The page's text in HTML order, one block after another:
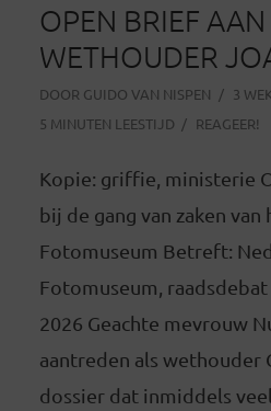
OPEN BRIEF AAN
WETHOUDER
DOOR GUIDO VAN NISPEN
3
5 MINUTEN LEESTIJD
REAGEER!
Kopie: griffie, ministerie
bij de gang van zaken
Fotomuseum Betreft:
Fotomuseum,
2026 Geachte mevrouw
aantreden als wethouder
dossier dat inmiddels